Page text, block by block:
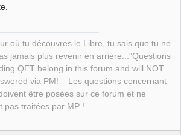
où tu découvres le Libre, tu sais que tu ne
jamais plus revenir en arrière..."Questions
QET belong in this forum and will NOT
via PM! – Les questions concernant
être posées sur ce forum et ne
pas traitées par MP !